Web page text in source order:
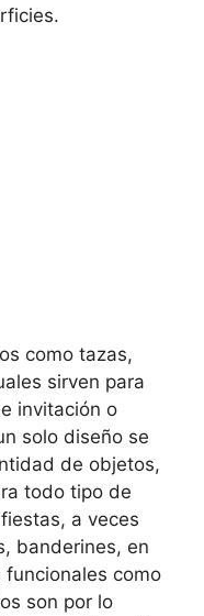
como tazas,
sirven para
invitación o
solo diseño se
de objetos,
todo tipo de
a veces
banderines, en
como
son por lo